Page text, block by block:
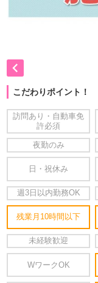

こだわりポイント！
訪問あり・自動車免
許必須
夜勤のみ
日・祝休み
週3日以内勤務OK
残業月10時間以下
未経験歓迎
WワークOK